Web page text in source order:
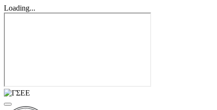
Loading...